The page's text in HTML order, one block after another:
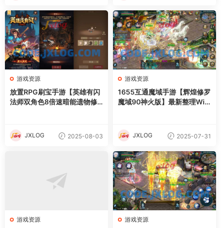
游戏资源
放置RPG刷宝手游【英雄有闪
法师双角色8倍速暗能遗物修
地注册+加解密工具+运维后台
+管理后台+代理后台+CDK授
JXLOG 2025-08-03
游戏资源
1655互通魔域手游【辉煌修罗
魔域90神火版】最新整理Win
+视频教程
JXLOG 2025-07-31
游戏资源 游戏资源